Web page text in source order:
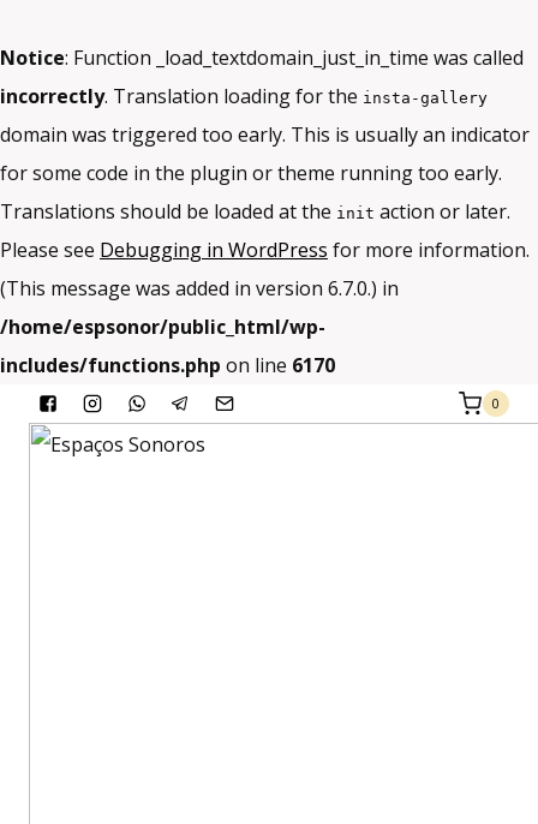
Notice: Function _load_textdomain_just_in_time was called
incorrectly. Translation loading for the insta-gallery
domain was triggered too early. This is usually an indicator
for some code in the plugin or theme running too early.
Translations should be loaded at the init action or later.
Please see Debugging in WordPress for more information.
(This message was added in version 6.7.0.) in
/home/espsonor/public_html/wp-
includes/functions.php on line 6170
0